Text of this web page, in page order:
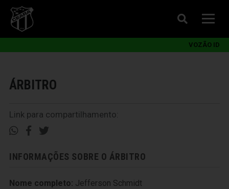
VOZÃO ID
ÁRBITRO
Link para compartilhamento:
INFORMAÇÕES SOBRE O ÁRBITRO
Nome completo: Jefferson Schmidt